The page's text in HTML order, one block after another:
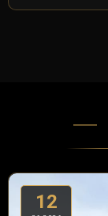
12